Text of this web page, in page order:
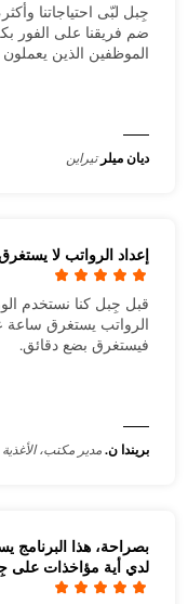
جِبل لبّى احتياجاتنا
ضم فريقنا على الفور
الموظفين الذين
ديان ميلر تيراين
إعداد الرواتب لا
قبل جِبل كنا نستخدم
الرواتب يستغرق ساعة
فيستغرق بضع دقائق.
بريندا ن.مدير مكتب،
بصراحة، هذا البرنامج
لدي أية مؤاخذات على